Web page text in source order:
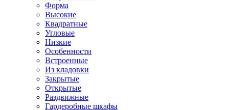
Форма
Высокие
Квадратные
Угловые
Низкие
Особенности
Встроенные
Из кладовки
Закрытые
Открытые
Раздвижные
Гардеробные шкафы